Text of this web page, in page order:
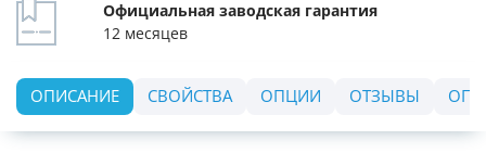
Официальная заводская гарантия
12 месяцев
ОПИСАНИЕ СВОЙСТВА ОПЦИИ ОТЗЫВЫ